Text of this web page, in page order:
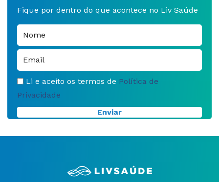
Fique por dentro do que acontece no Liv Saúde
Li e aceito os termos de Política de
Privacidade